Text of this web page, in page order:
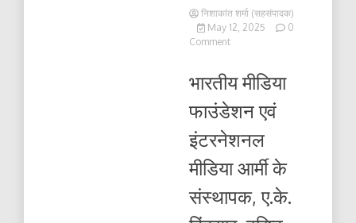
निशाकांत शर्मा (सहसंपादक)
May 12, 2025
0
Commenton
डॉ.
विक्रम
के
पर
मीडिया
भारतीय मीडिया
फाउंडेशन एवं
इंटरनेशनल
मीडिया आर्मी के
संस्थापक, ए.के.